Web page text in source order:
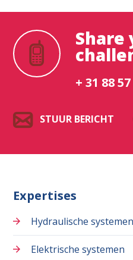
Share
+ 31 88
STUUR BERICHT
Expertises
Hydraulische systemen
Elektrische systemen